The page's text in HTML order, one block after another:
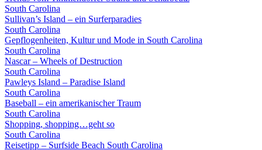
South Carolina
Sullivan’s Island – ein Surferparadies
South Carolina
Gepflogenheiten, Kultur und Mode in South Carolina
South Carolina
Nascar – Wheels of Destruction
South Carolina
Pawleys Island – Paradise Island
South Carolina
Baseball – ein amerikanischer Traum
South Carolina
Shopping, shopping…geht so
South Carolina
Reisetipp – Surfside Beach South Carolina